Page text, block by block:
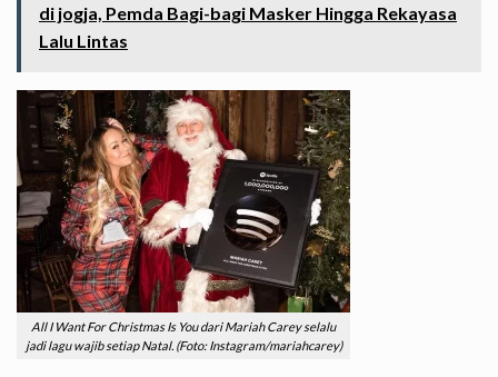
di jogja, Pemda Bagi-bagi Masker Hingga Rekayasa
Lalu Lintas
All I Want For Christmas Is You dari Mariah Carey selalu
jadi lagu wajib setiap Natal. (Foto: Instagram/mariahcarey)